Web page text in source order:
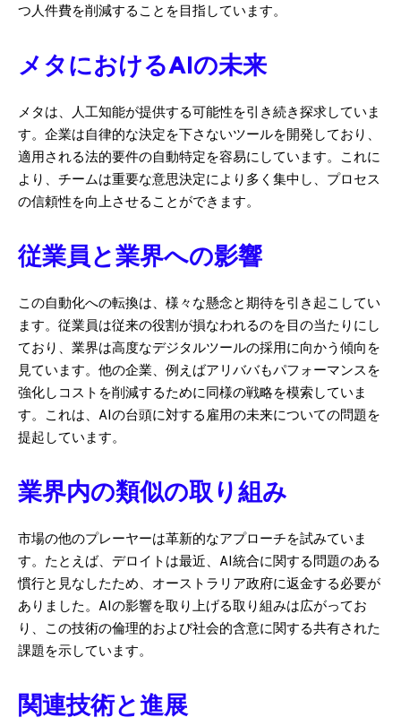
つ人件費を削減することを目指しています。
メタにおけるAIの未来
メタは、人工知能が提供する可能性を引き続き探求していま
す。企業は自律的な決定を下さないツールを開発しており、
適用される法的要件の自動特定を容易にしています。これに
より、チームは重要な意思決定により多く集中し、プロセス
の信頼性を向上させることができます。
従業員と業界への影響
この自動化への転換は、様々な懸念と期待を引き起こしてい
ます。従業員は従来の役割が損なわれるのを目の当たりにし
ており、業界は高度なデジタルツールの採用に向かう傾向を
見ています。他の企業、例えばアリババもパフォーマンスを
強化しコストを削減するために同様の戦略を模索していま
す。これは、AIの台頭に対する雇用の未来についての問題を
提起しています。
業界内の類似の取り組み
市場の他のプレーヤーは革新的なアプローチを試みていま
す。たとえば、デロイトは最近、AI統合に関する問題のある
慣行と見なしたため、オーストラリア政府に返金する必要が
ありました。AIの影響を取り上げる取り組みは広がってお
り、この技術の倫理的および社会的含意に関する共有された
課題を示しています。
関連技術と進展